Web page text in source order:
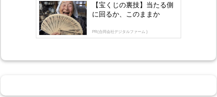
【宝くじの裏技】当たる側
に回るか、このままか
PR(合同会社デジタルファーム )